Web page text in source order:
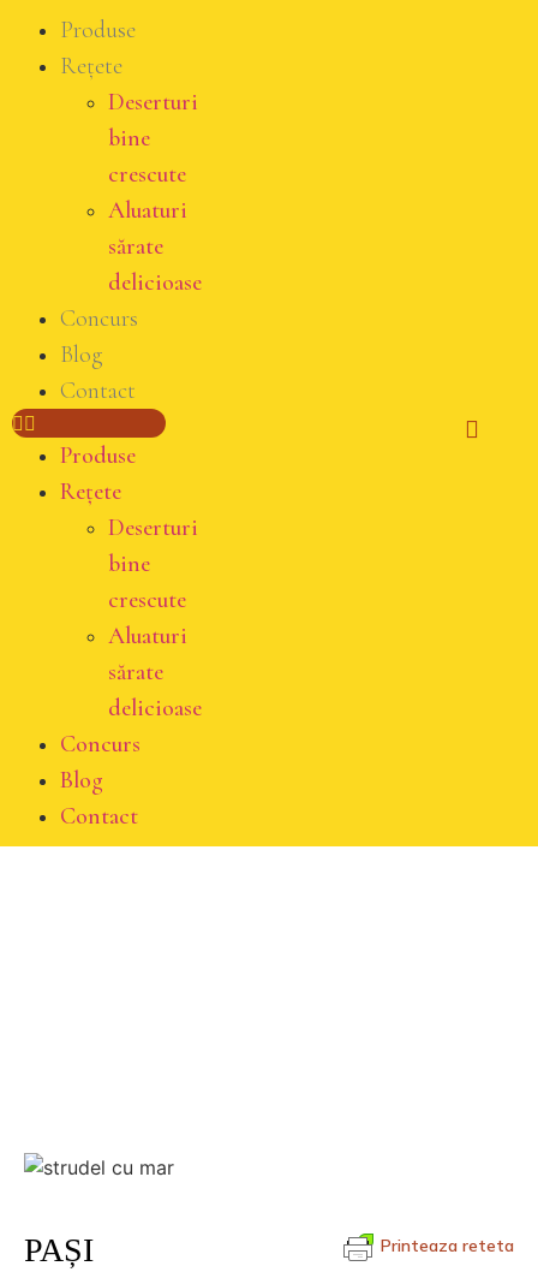
Produse
Rețete
Deserturi
bine
crescute
Aluaturi
sărate
delicioase
Concurs
Blog
Contact
Produse
Rețete
Deserturi
bine
crescute
Aluaturi
sărate
delicioase
Concurs
Blog
Contact
Printeaza reteta
PAȘI